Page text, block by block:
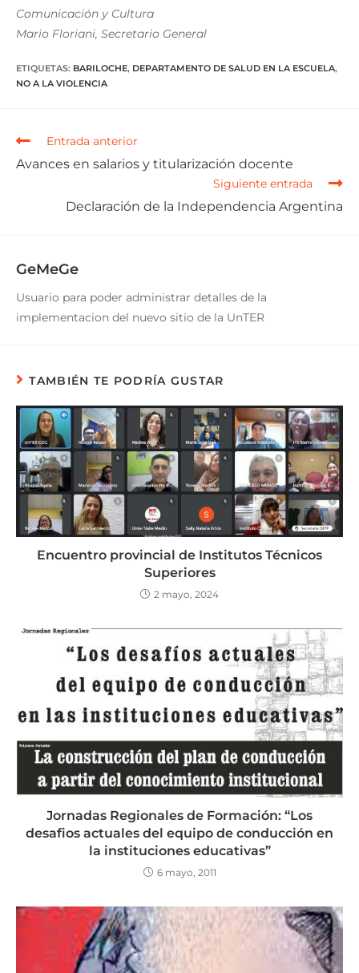
Comunicación y Cultura
Mario Floriani, Secretario General
ETIQUETAS: BARILOCHE, DEPARTAMENTO DE SALUD EN LA ESCUELA,
NO A LA VIOLENCIA
Entrada anterior
Avances en salarios y titularización docente
Siguiente entrada
Declaración de la Independencia Argentina
GeMeGe
Usuario para poder administrar detalles de la
implementacion del nuevo sitio de la UnTER
TAMBIÉN TE PODRÍA GUSTAR
Encuentro provincial de Institutos Técnicos
Superiores
2 mayo, 2024
Jornadas Regionales de Formación: “Los
desafios actuales del equipo de conducción en
la instituciones educativas”
6 mayo, 2011